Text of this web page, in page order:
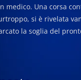
medico. Una corsa
si è rivelata
la soglia del